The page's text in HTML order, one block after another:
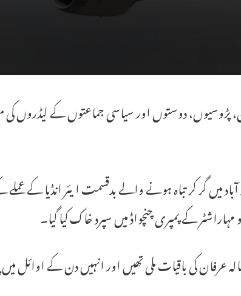
دوستوں اور سیاسی جماعتوں کے لیڈروں کی
میں گر کر تباہ ہونے والے بدقسمت ایئر انڈیا کے
مہاراشٹر کے پمپری چنچواڈ میں سپرد خاک کیا گیا۔
کو جمعہ کو ڈی این اے میچ کے بعد 22 سالہ عرفان کی باقیات ملی تھیں اور انہیں دن کے